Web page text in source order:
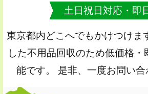
土日祝日対応・即
東京都内どこへでもかけつけま
した不用品回収のため低価格
能です。 是非、一度お問い合